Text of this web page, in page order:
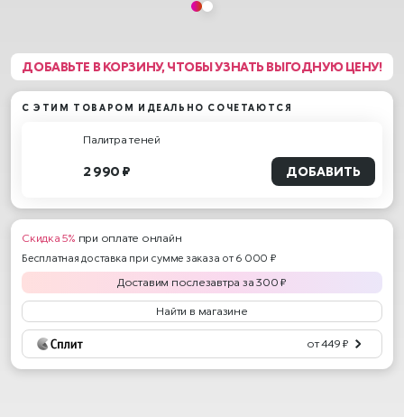
ДОБАВЬТЕ В КОРЗИНУ, ЧТОБЫ УЗНАТЬ ВЫГОДНУЮ ЦЕНУ!
С ЭТИМ ТОВАРОМ ИДЕАЛЬНО СОЧЕТАЮТСЯ
Палитра теней
2 990 ₽ ДОБАВИТЬ
Скидка 5% при оплате онлайн
Бесплатная доставка при сумме заказа от 6 000 ₽
Доставим послезавтра за300 ₽
Найти в магазине
от 449 ₽